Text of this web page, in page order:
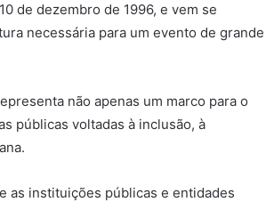
de dezembro de 1996, e vem se
necessária para um evento de grande
não apenas um marco para o
públicas voltadas à inclusão, à
as instituições públicas e entidades